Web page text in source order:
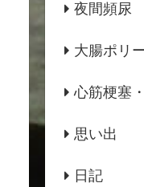
夜間頻尿
大腸ポリ
心筋梗塞
思い出
日記